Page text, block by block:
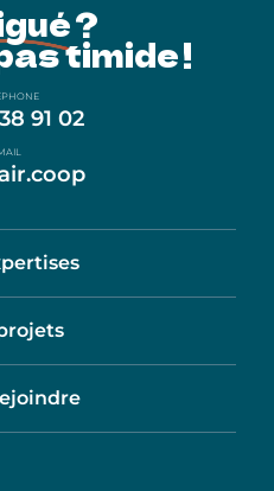
?
timide !
91 02